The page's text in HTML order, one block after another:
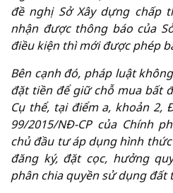
đề nghị Sở Xây dựng chấp
nhận được thông báo của
điều kiện thì mới được phép
Bên cạnh đó, pháp luật
đặt tiền để giữ chỗ mua bất
Cụ thể, tại điểm a, khoản 2,
99/2015/NĐ-CP của Chính
chủ đầu tư áp dụng hình
đăng ký, đặt cọc, hưởng
phân chia quyền sử dụng